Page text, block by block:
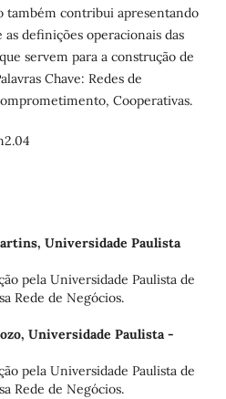
também contribui apresentando
definições operacionais das
servem para a construção de
Chave: Redes de
Cooperativas.
Universidade Paulista
pela Universidade Paulista de
Rede de Negócios.
Universidade Paulista -
pela Universidade Paulista de
Rede de Negócios.